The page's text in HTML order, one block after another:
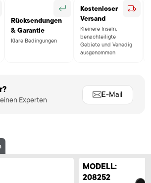
Rücksendungen
& Garantie
Klare Bedingungen
Kostenloser
Versand
Kleinere Inseln,
benachteiligte
Gebiete und Venedig
ausgenommen
Experten
E-Mail
MODELL:
208252